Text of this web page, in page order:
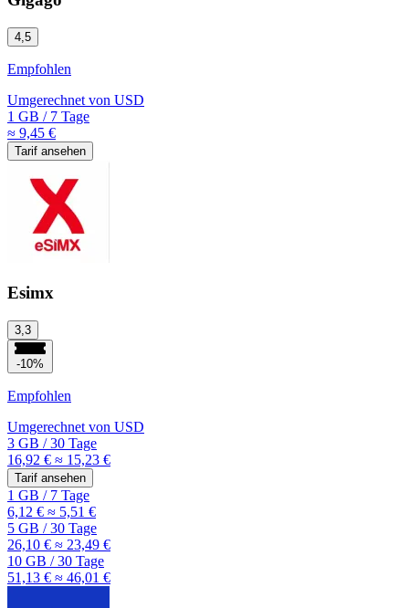
4,5
Empfohlen
Umgerechnet von USD
1 GB /7 Tage
≈ 9,45 €
Tarif ansehen
Esimx
3,3
-10%
Empfohlen
Umgerechnet von USD
3 GB /30 Tage
16,92 € ≈ 15,23 €
Tarif ansehen
1 GB /7 Tage
6,12 € ≈ 5,51 €
5 GB /30 Tage
26,10 € ≈ 23,49 €
10 GB /30 Tage
51,13 € ≈ 46,01 €